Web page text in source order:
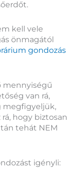
kell vele
önmagától
gondozás
mennyiségű
van rá,
megfigyeljük,
hogy biztosan
tehát NEM
igényli: